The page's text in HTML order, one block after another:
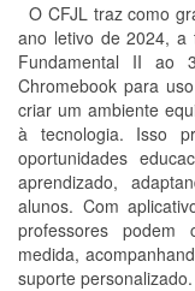
O CFJL traz como
ano letivo de 2024, a
Fundamental II ao
Chromebook para
criar um ambiente
à tecnologia. Isso
oportunidades
aprendizado,
alunos. Com
professores podem
medida,
suporte personalizado.